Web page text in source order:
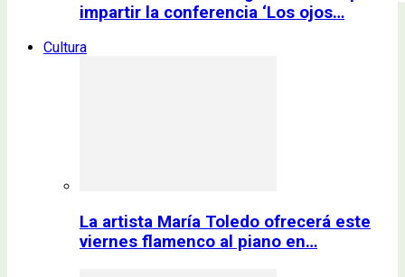
impartir la conferencia ‘Los ojos…
Cultura
La artista María Toledo ofrecerá este
viernes flamenco al piano en…